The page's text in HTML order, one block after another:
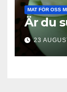
MAT FÖR OSS
Är du
23